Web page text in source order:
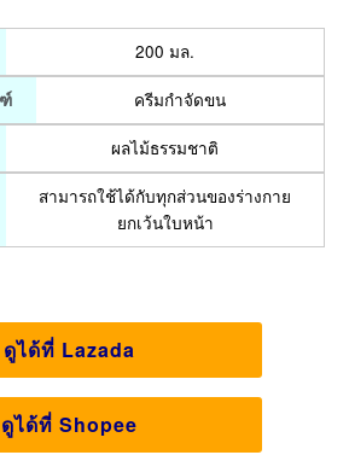
200 มล.
ครีมกำจัดขน
ผลไม้ธรรมชาติ
สามารถใช้ได้กับทุกส่วนของร่างกาย
ยกเว้นใบหน้า
ดูได้ที่ Lazada
ดูได้ที่ Shopee